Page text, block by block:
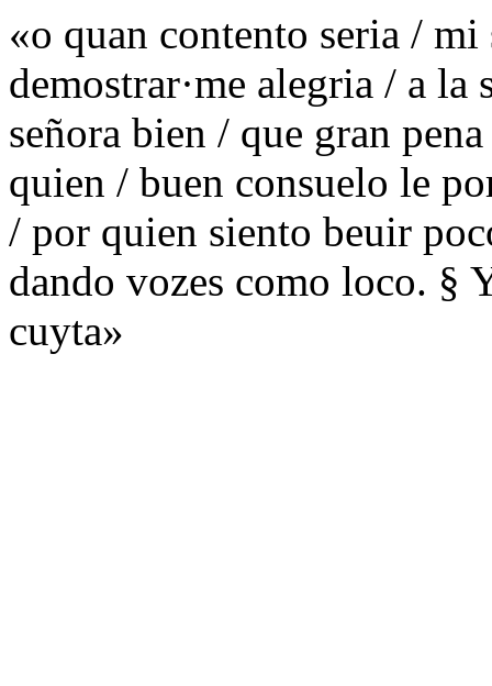
«o quan contento seria / mi
demostrar·me alegria / a la
señora bien / que gran
quien / buen consuelo le
/ por quien siento beuir
dando vozes como loco. §
cuyta»